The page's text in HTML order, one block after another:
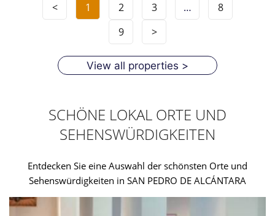
< 1 2 3 …
8
9
>
View all properties >
SCHÖNE LOKAL ORTE UND
SEHENSWÜRDIGKEITEN
Entdecken Sie eine Auswahl der schönsten Orte und
Sehenswürdigkeiten in SAN PEDRO DE ALCÁNTARA